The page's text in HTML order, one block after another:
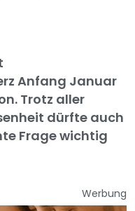
Anfang Januar
Trotz aller
dürfte auch
Frage wichtig
Werbung